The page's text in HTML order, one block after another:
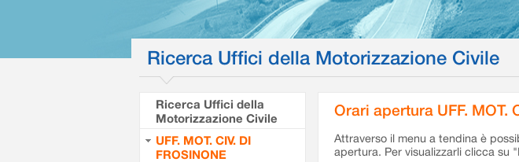
Ricerca Uffici della Motorizzazione Civile
Ricerca Uffici della
Motorizzazione Civile
UFF. MOT. CIV. DI
FROSINONE
Orari apertura UFF. MOT.
Attraverso il menu a tendina è
apertura. Per visualizzarli clicca su